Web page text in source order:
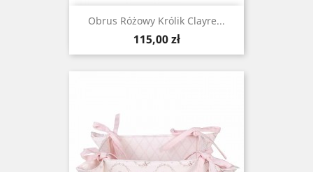
Obrus Różowy Królik Clayre...
Cena
115,00 zł